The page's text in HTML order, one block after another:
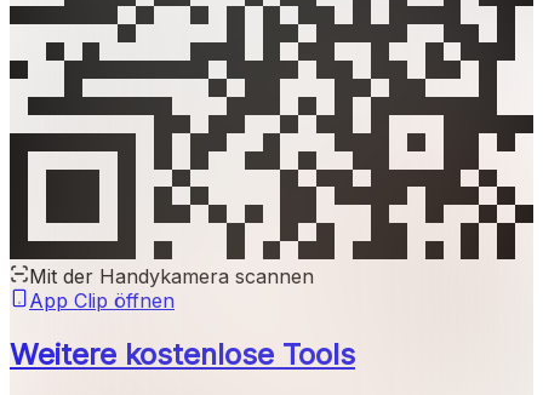
Mit der Handykamera scannen
App Clip öffnen
Weitere kostenlose Tools